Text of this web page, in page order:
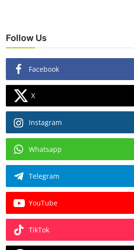
Follow Us
Facebook
X
Instagram
Whatsapp
Telegram
YouTube
TikTok